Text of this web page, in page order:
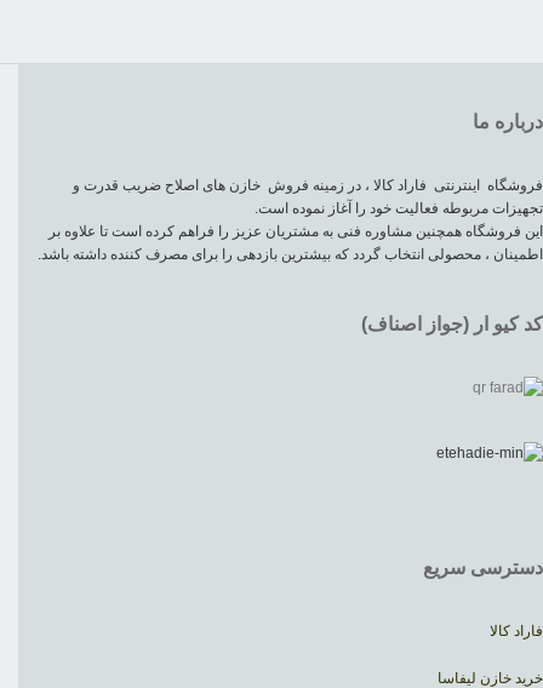
درباره ما
فروشگاه اینترنتی فاراد کالا ، در زمینه فروش خازن های اصلاح ضریب قدرت و
تجهیزات مربوطه فعالیت خود را آغاز نموده است.
این فروشگاه همچنین مشاوره فنی به مشتریان عزیز را فراهم کرده است تا علاوه بر
اطمینان ، محصولی انتخاب گردد که بیشترین بازدهی را برای مصرف کننده داشته باشد.
کد کیو ار (جواز اصناف)
دسترسی سریع
فاراد کالا
خرید خازن لیفاسا